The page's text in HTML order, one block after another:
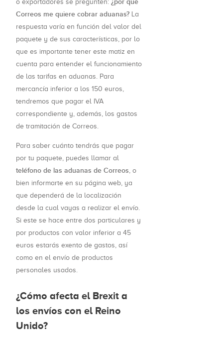
o exportadores se pregunten: ¿por qué
Correos me quiere cobrar aduanas? La
respuesta varía en función del valor del
paquete y de sus características, por lo
que es importante tener este matiz en
cuenta para entender el funcionamiento
de las tarifas en aduanas. Para
mercancía inferior a los 150 euros,
tendremos que pagar el IVA
correspondiente y, además, los gastos
de tramitación de Correos.
Para saber cuánto tendrás que pagar
por tu paquete, puedes llamar al
teléfono de las aduanas de Correos, o
bien informarte en su página web, ya
que dependerá de la localización
desde la cual vayas a realizar el envío.
Si este se hace entre dos particulares y
por productos con valor inferior a 45
euros estarás exento de gastos, así
como en el envío de productos
personales usados.
¿Cómo afecta el Brexit a
los envíos con el Reino
Unido?